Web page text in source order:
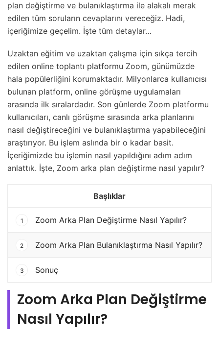
plan değiştirme ve bulanıklaştırma ile alakalı merak
edilen tüm soruların cevaplarını vereceğiz. Hadi,
içeriğimize geçelim. İşte tüm detaylar…
Uzaktan eğitim ve uzaktan çalışma için sıkça tercih
edilen online toplantı platformu Zoom, günümüzde
hala popülerliğini korumaktadır. Milyonlarca kullanıcısı
bulunan platform, online görüşme uygulamaları
arasında ilk sıralardadır. Son günlerde Zoom platformu
kullanıcıları, canlı görüşme sırasında arka planlarını
nasıl değiştireceğini ve bulanıklaştırma yapabileceğini
araştırıyor. Bu işlem aslında bir o kadar basit.
İçeriğimizde bu işlemin nasıl yapıldığını adım adım
anlattık. İşte, Zoom arka plan değiştirme nasıl yapılır?
Başlıklar
1 Zoom Arka Plan Değiştirme Nasıl Yapılır?
2 Zoom Arka Plan Bulanıklaştırma Nasıl Yapılır?
3 Sonuç
Zoom Arka Plan Değiştirme
Nasıl Yapılır?